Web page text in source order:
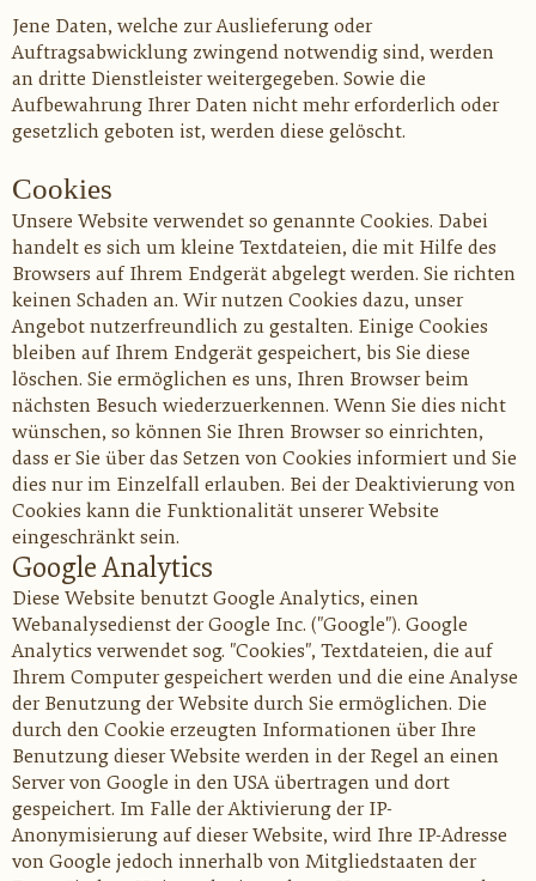
Jene Daten, welche zur Auslieferung oder
Auftragsabwicklung zwingend notwendig sind, werden
an dritte Dienstleister weitergegeben. Sowie die
Aufbewahrung Ihrer Daten nicht mehr erforderlich oder
gesetzlich geboten ist, werden diese gelöscht.
Cookies
Unsere Website verwendet so genannte Cookies. Dabei
handelt es sich um kleine Textdateien, die mit Hilfe des
Browsers auf Ihrem Endgerät abgelegt werden. Sie richten
keinen Schaden an. Wir nutzen Cookies dazu, unser
Angebot nutzerfreundlich zu gestalten. Einige Cookies
bleiben auf Ihrem Endgerät gespeichert, bis Sie diese
löschen. Sie ermöglichen es uns, Ihren Browser beim
nächsten Besuch wiederzuerkennen. Wenn Sie dies nicht
wünschen, so können Sie Ihren Browser so einrichten,
dass er Sie über das Setzen von Cookies informiert und Sie
dies nur im Einzelfall erlauben. Bei der Deaktivierung von
Cookies kann die Funktionalität unserer Website
eingeschränkt sein.
Google Analytics
Diese Website benutzt Google Analytics, einen
Webanalysedienst der Google Inc. ("Google"). Google
Analytics verwendet sog. "Cookies", Textdateien, die auf
Ihrem Computer gespeichert werden und die eine Analyse
der Benutzung der Website durch Sie ermöglichen. Die
durch den Cookie erzeugten Informationen über Ihre
Benutzung dieser Website werden in der Regel an einen
Server von Google in den USA übertragen und dort
gespeichert. Im Falle der Aktivierung der IP-
Anonymisierung auf dieser Website, wird Ihre IP-Adresse
von Google jedoch innerhalb von Mitgliedstaaten der